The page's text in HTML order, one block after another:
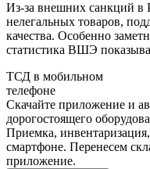
Из-за внешних санкций в
нелегальных товаров,
качества. Особенно
статистика ВШЭ
ТСД в мобильном
телефоне
Скачайте приложение и
дорогостоящего
Приемка,
смартфоне. Перенесем
приложение.